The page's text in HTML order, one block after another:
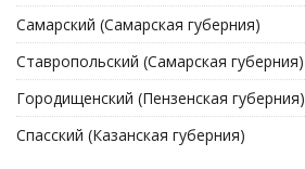
Самарский (Самарская губерния)
Ставропольский (Самарская губерния)
Городищенский (Пензенская губерния)
Спасский (Казанская губерния)